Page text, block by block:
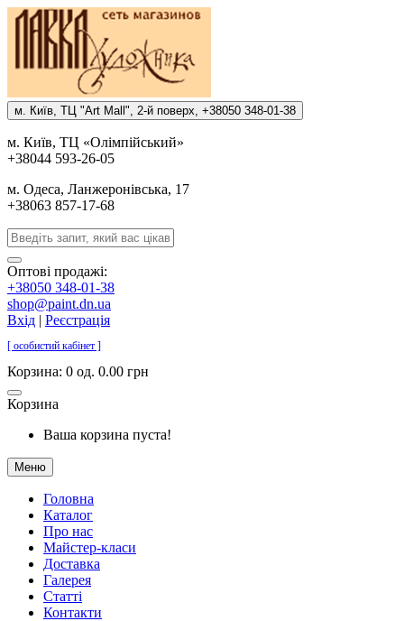
м. Киïв, ТЦ "Art Mall", 2-й поверх, +38050 348-01-38
м. Киïв, ТЦ «Олiмпiйський»
+38044 593-26-05
м. Одеса, Ланжеронiвська, 17
+38063 857-17-68
Оптові продажі:
+38050 348-01-38
shop@paint.dn.ua
Вхід | Реєстрація
[ особистий кабінет ]
Корзина: 0 од. 0.00 грн
Корзина
Ваша корзина пуста!
Меню
Головна
Каталог
Про нас
Майстер-класи
Доставка
Галерея
Статтi
Контакти